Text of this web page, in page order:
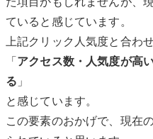
ていると感じています。
上記クリック人気度と合わせ
「アクセス数・人気度が高
る 」
と感じています。
この要素のおかげで、現在